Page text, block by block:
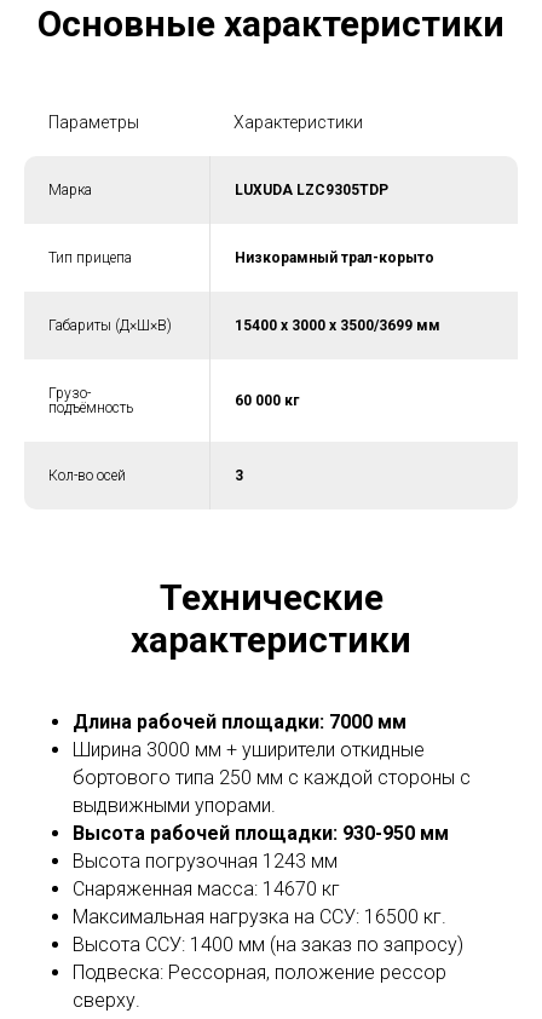
Основные характеристики
Параметры Характеристики
Марка LUXUDA LZC9305TDP
Тип прицепа Низкорамный трал-корыто
Габариты (Д×Ш×В) 15400 x 3000 x 3500/3699 мм
Грузо-
подъёмность
60 000 кг
Кол-во осей 3
Технические
характеристики
Длина рабочей площадки: 7000 мм
Ширина 3000 мм + уширители откидные
бортового типа 250 мм с каждой стороны с
выдвижными упорами.
Высота рабочей площадки: 930-950 мм
Высота погрузочная 1243 мм
Снаряженная масса: 14670 кг
Максимальная нагрузка на ССУ: 16500 кг.
Высота ССУ: 1400 мм (на заказ по запросу)
Подвеска: Рессорная, положение рессор
сверху.